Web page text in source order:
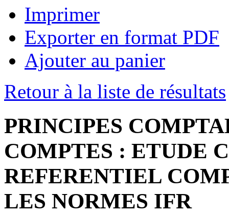
Imprimer
Exporter en format PDF
Ajouter au panier
Retour à la liste de résultats
PRINCIPES
COMPTES : ETUDE
REFERENTIEL
LES NORMES IFR